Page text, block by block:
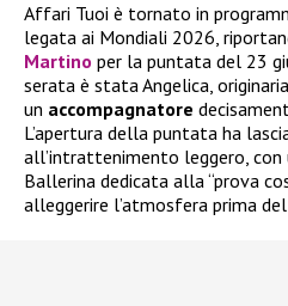
Affari Tuoi è tornato in
legata ai Mondiali 2026,
Martino per la puntata del 23
serata è stata Angelica,
un accompagnatore
L’apertura della puntata ha
all’intrattenimento leggero,
Ballerina dedicata alla “prova
alleggerire l’atmosfera prima